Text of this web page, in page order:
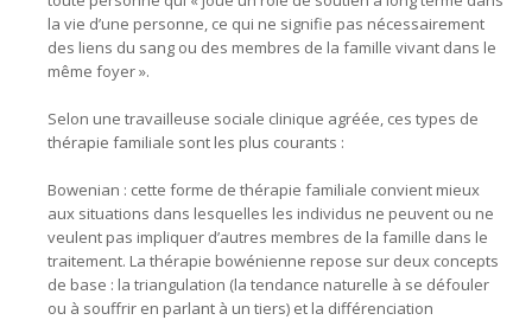
la vie d’une personne, ce qui ne signifie pas nécessairement
des liens du sang ou des membres de la famille vivant dans le
même foyer ».
Selon une travailleuse sociale clinique agréée, ces types de
thérapie familiale sont les plus courants :
Bowenian : cette forme de thérapie familiale convient mieux
aux situations dans lesquelles les individus ne peuvent ou ne
veulent pas impliquer d’autres membres de la famille dans le
traitement. La thérapie bowénienne repose sur deux concepts
de base : la triangulation (la tendance naturelle à se défouler
ou à souffrir en parlant à un tiers) et la différenciation